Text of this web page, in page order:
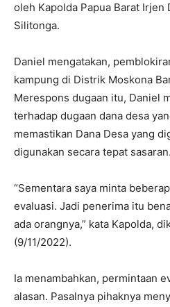
oleh Kapolda Papua Barat Irjen
Silitonga.
Daniel mengatakan,
kampung di Distrik Moskona
Merespons dugaan itu, Daniel
terhadap dugaan dana desa
memastikan Dana Desa yang
digunakan secara tepat sasaran.
“Sementara saya minta
evaluasi. Jadi penerima itu
ada orangnya,” kata Kapolda,
(9/11/2022).
Ia menambahkan, permintaan
alasan. Pasalnya pihaknya